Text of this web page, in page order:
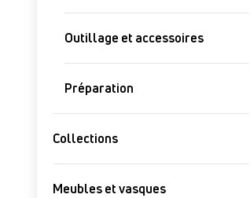
Outillage et accessoires
Préparation
Collections
Meubles et vasques